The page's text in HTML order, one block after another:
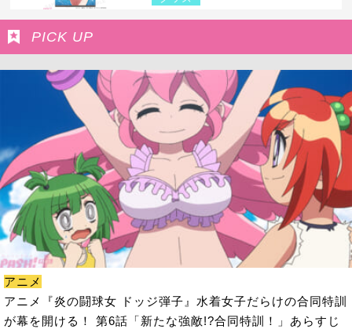
PICK UP
アニメ
アニメ『炎の闘球女 ドッジ弾子』水着女子だらけの合同特訓
が幕を開ける！ 第6話「新たな強敵!?合同特訓！」あらすじ